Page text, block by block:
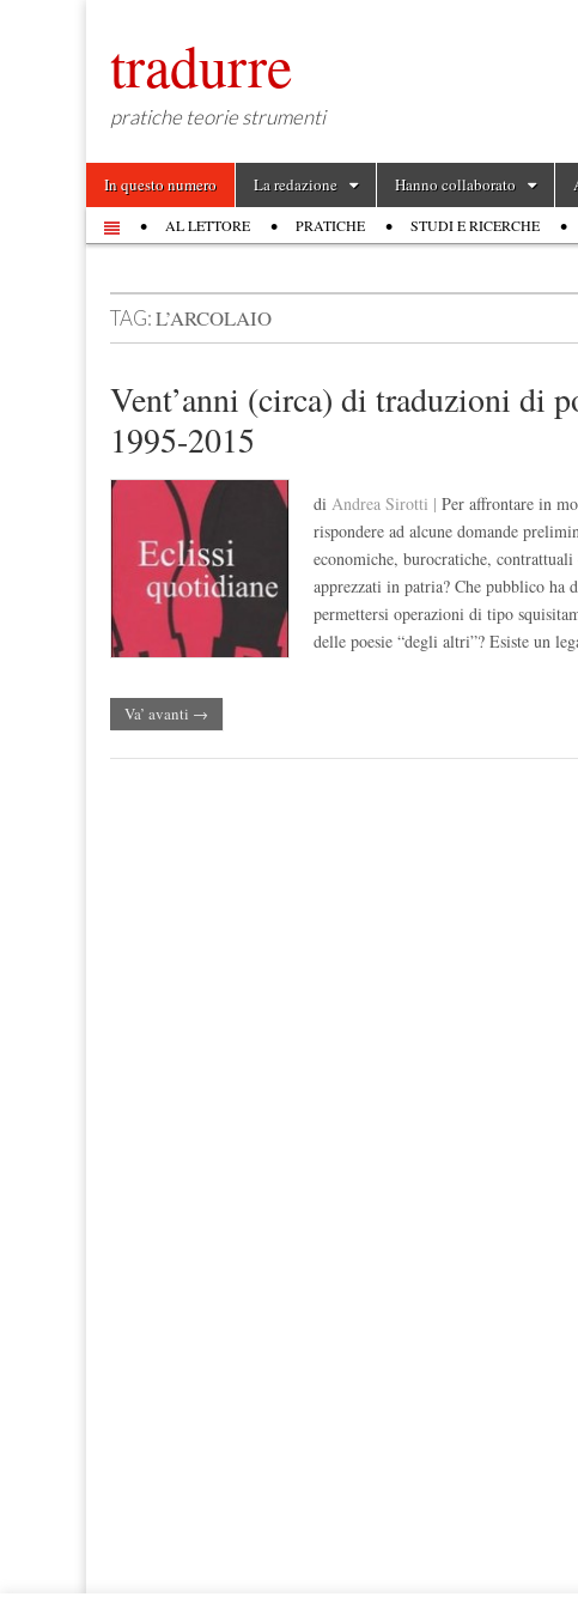
tradurre
pratiche teorie strumenti
Main menu
Skip to content
In questo numero La redazione Hanno collaborato
Sub menu
AL LETTORE PRATICHE STUDI E RICERCHE
TAG:L’ARCOLAIO
Vent’anni (circa) di traduzioni di
1995-2015
di Andrea Sirotti | Per affrontare in
rispondere ad alcune domande
economiche, burocratiche,
apprezzati in patria? Che pubblico ha
permettersi operazioni di tipo
delle poesie “degli altri”? Esiste un
Va’ avanti →